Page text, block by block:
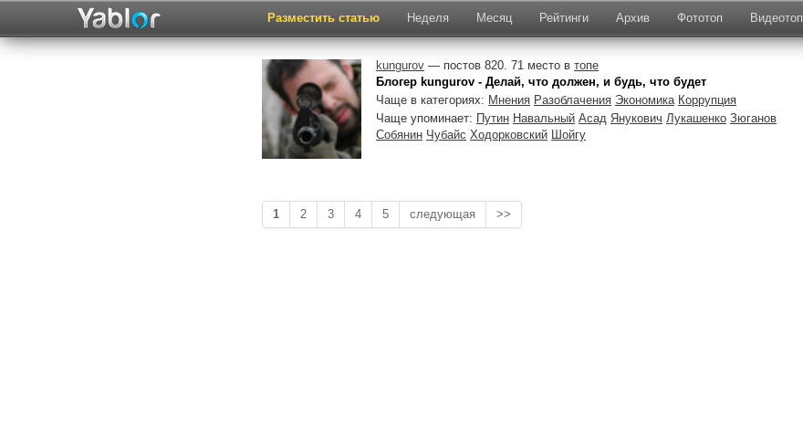
Разместить статью Неделя Месяц Рейтинги Архив Фототоп Видеотоп
kungurov — постов 820. 71 место в топе
Блогер kungurov - Делай, что должен, и будь, что будет
Чаще в категориях: Мнения Разоблачения Экономика Коррупция
Чаще упоминает: Путин Навальный Асад Янукович Лукашенко Зюганов
Собянин Чубайс Ходорковский Шойгу
1 2 3 4 5 следующая >>